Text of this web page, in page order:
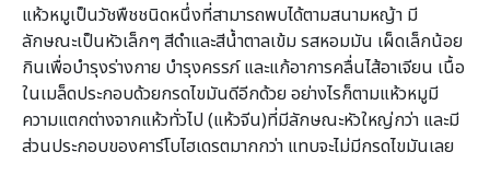
แห้วหมูเป็นวัชพืชชนิดหนึ่งที่สามารถพบได้ตามสนามหญ้า มี
ลักษณะเป็นหัวเล็กๆ สีดำและสีน้ำตาลเข้ม รสหอมมัน เผ็ดเล็กน้อย
กินเพื่อบำรุงร่างกาย บำรุงครรภ์ และแก้อาการคลื่นไส้อาเจียน เนื้อ
ในเมล็ดประกอบด้วยกรดไขมันดีอีกด้วย อย่างไรก็ตามแห้วหมูมี
ความแตกต่างจากแห้วทั่วไป (แห้วจีน)ที่มีลักษณะหัวใหญ่กว่า และมี
ส่วนประกอบของคาร์โบไฮเดรตมากกว่า แทบจะไม่มีกรดไขมันเลย